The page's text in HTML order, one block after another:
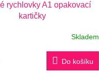
rychlovky A1 opakovací
kartičky
Skladem
Do košíku